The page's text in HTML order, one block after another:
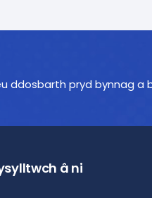
ddosbarth pryd bynnag a
â ni